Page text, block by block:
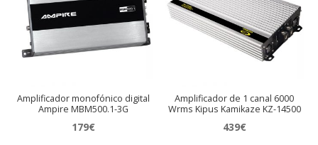
Amplificador monofónico digital
Ampire MBM500.1-3G
179€
Amplificador de 1 canal 6000
Wrms Kipus Kamikaze KZ-14500
439€